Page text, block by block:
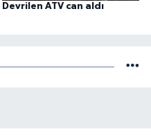
Devrilen ATV can aldı